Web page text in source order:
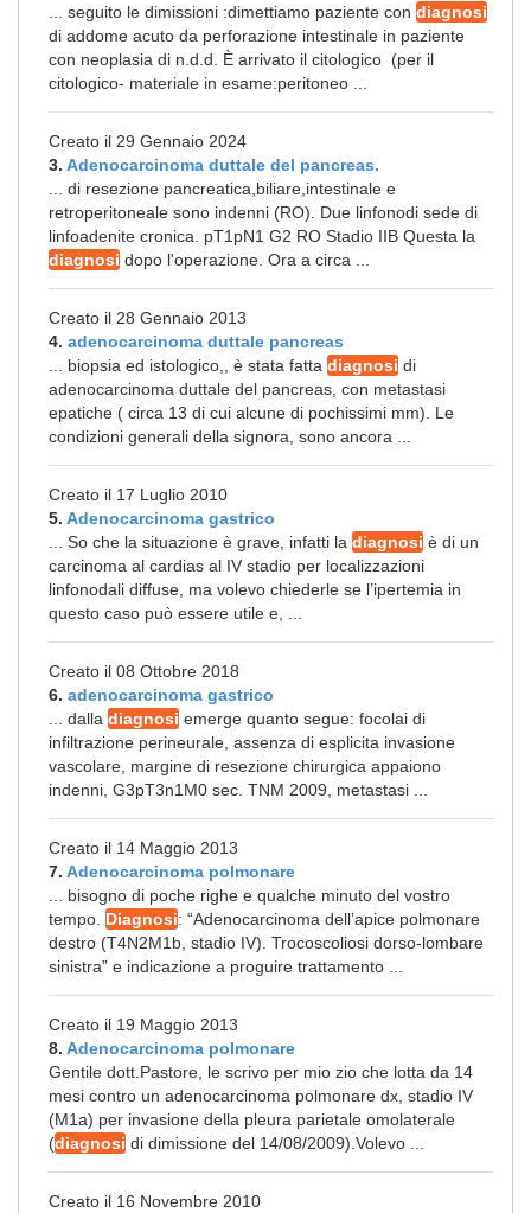
... seguito le dimissioni :dimettiamo paziente con diagnosi
di addome acuto da perforazione intestinale in paziente
con neoplasia di n.d.d. È arrivato il citologico (per il
citologico- materiale in esame:peritoneo ...
Creato il 29 Gennaio 2024
3. Adenocarcinoma duttale del pancreas.
... di resezione pancreatica,biliare,intestinale e
retroperitoneale sono indenni (RO). Due linfonodi sede di
linfoadenite cronica. pT1pN1 G2 RO Stadio IIB Questa la
diagnosi dopo l'operazione. Ora a circa ...
Creato il 28 Gennaio 2013
4. adenocarcinoma duttale pancreas
... biopsia ed istologico,, è stata fatta diagnosi di
adenocarcinoma duttale del pancreas, con metastasi
epatiche ( circa 13 di cui alcune di pochissimi mm). Le
condizioni generali della signora, sono ancora ...
Creato il 17 Luglio 2010
5. Adenocarcinoma gastrico
... So che la situazione è grave, infatti la diagnosi è di un
carcinoma al cardias al IV stadio per localizzazioni
linfonodali diffuse, ma volevo chiederle se l’ipertemia in
questo caso può essere utile e, ...
Creato il 08 Ottobre 2018
6. adenocarcinoma gastrico
... dalla diagnosi emerge quanto segue: focolai di
infiltrazione perineurale, assenza di esplicita invasione
vascolare, margine di resezione chirurgica appaiono
indenni, G3pT3n1M0 sec. TNM 2009, metastasi ...
Creato il 14 Maggio 2013
7. Adenocarcinoma polmonare
... bisogno di poche righe e qualche minuto del vostro
tempo. Diagnosi: “Adenocarcinoma dell’apice polmonare
destro (T4N2M1b, stadio IV). Trocoscoliosi dorso-lombare
sinistra” e indicazione a proguire trattamento ...
Creato il 19 Maggio 2013
8. Adenocarcinoma polmonare
Gentile dott.Pastore, le scrivo per mio zio che lotta da 14
mesi contro un adenocarcinoma polmonare dx, stadio IV
(M1a) per invasione della pleura parietale omolaterale
(diagnosi di dimissione del 14/08/2009).Volevo ...
Creato il 16 Novembre 2010